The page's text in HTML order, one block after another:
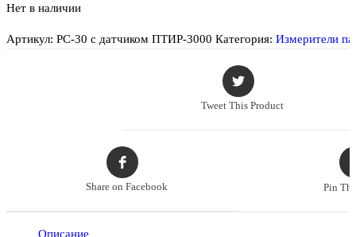
Нет в наличии
Артикул: РС-30 с датчиком ПТИР-3000 Категория: Измерители
Tweet This Product
Share on Facebook Pin
Описание